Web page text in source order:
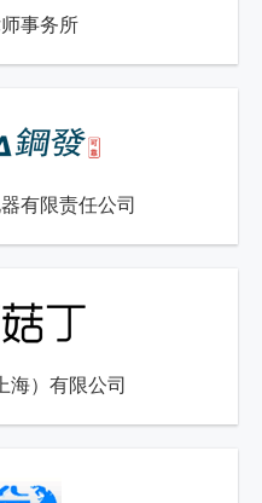
事务所
有限责任公司
海）有限公司